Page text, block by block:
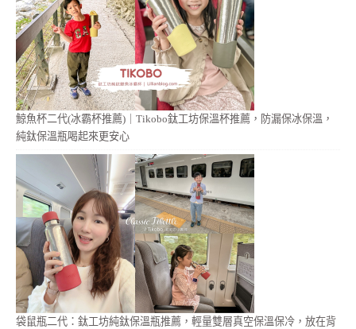
鯨魚杯二代(冰霸杯推薦)｜Tikobo鈦工坊保溫杯推薦，防漏保冰保溫，
純鈦保溫瓶喝起來更安心
袋鼠瓶二代：鈦工坊純鈦保溫瓶推薦，輕量雙層真空保溫保冷，放在背